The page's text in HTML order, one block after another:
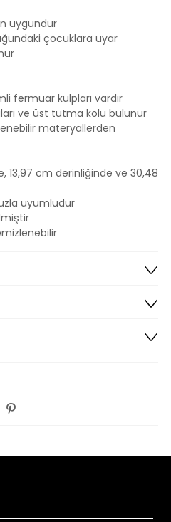
uygundur
çocuklara uyar
fermuar kulpları vardır
ve üst tutma kolu bulunur
materyallerden
13,97 cm derinliğinde ve 30,48
uyumludur